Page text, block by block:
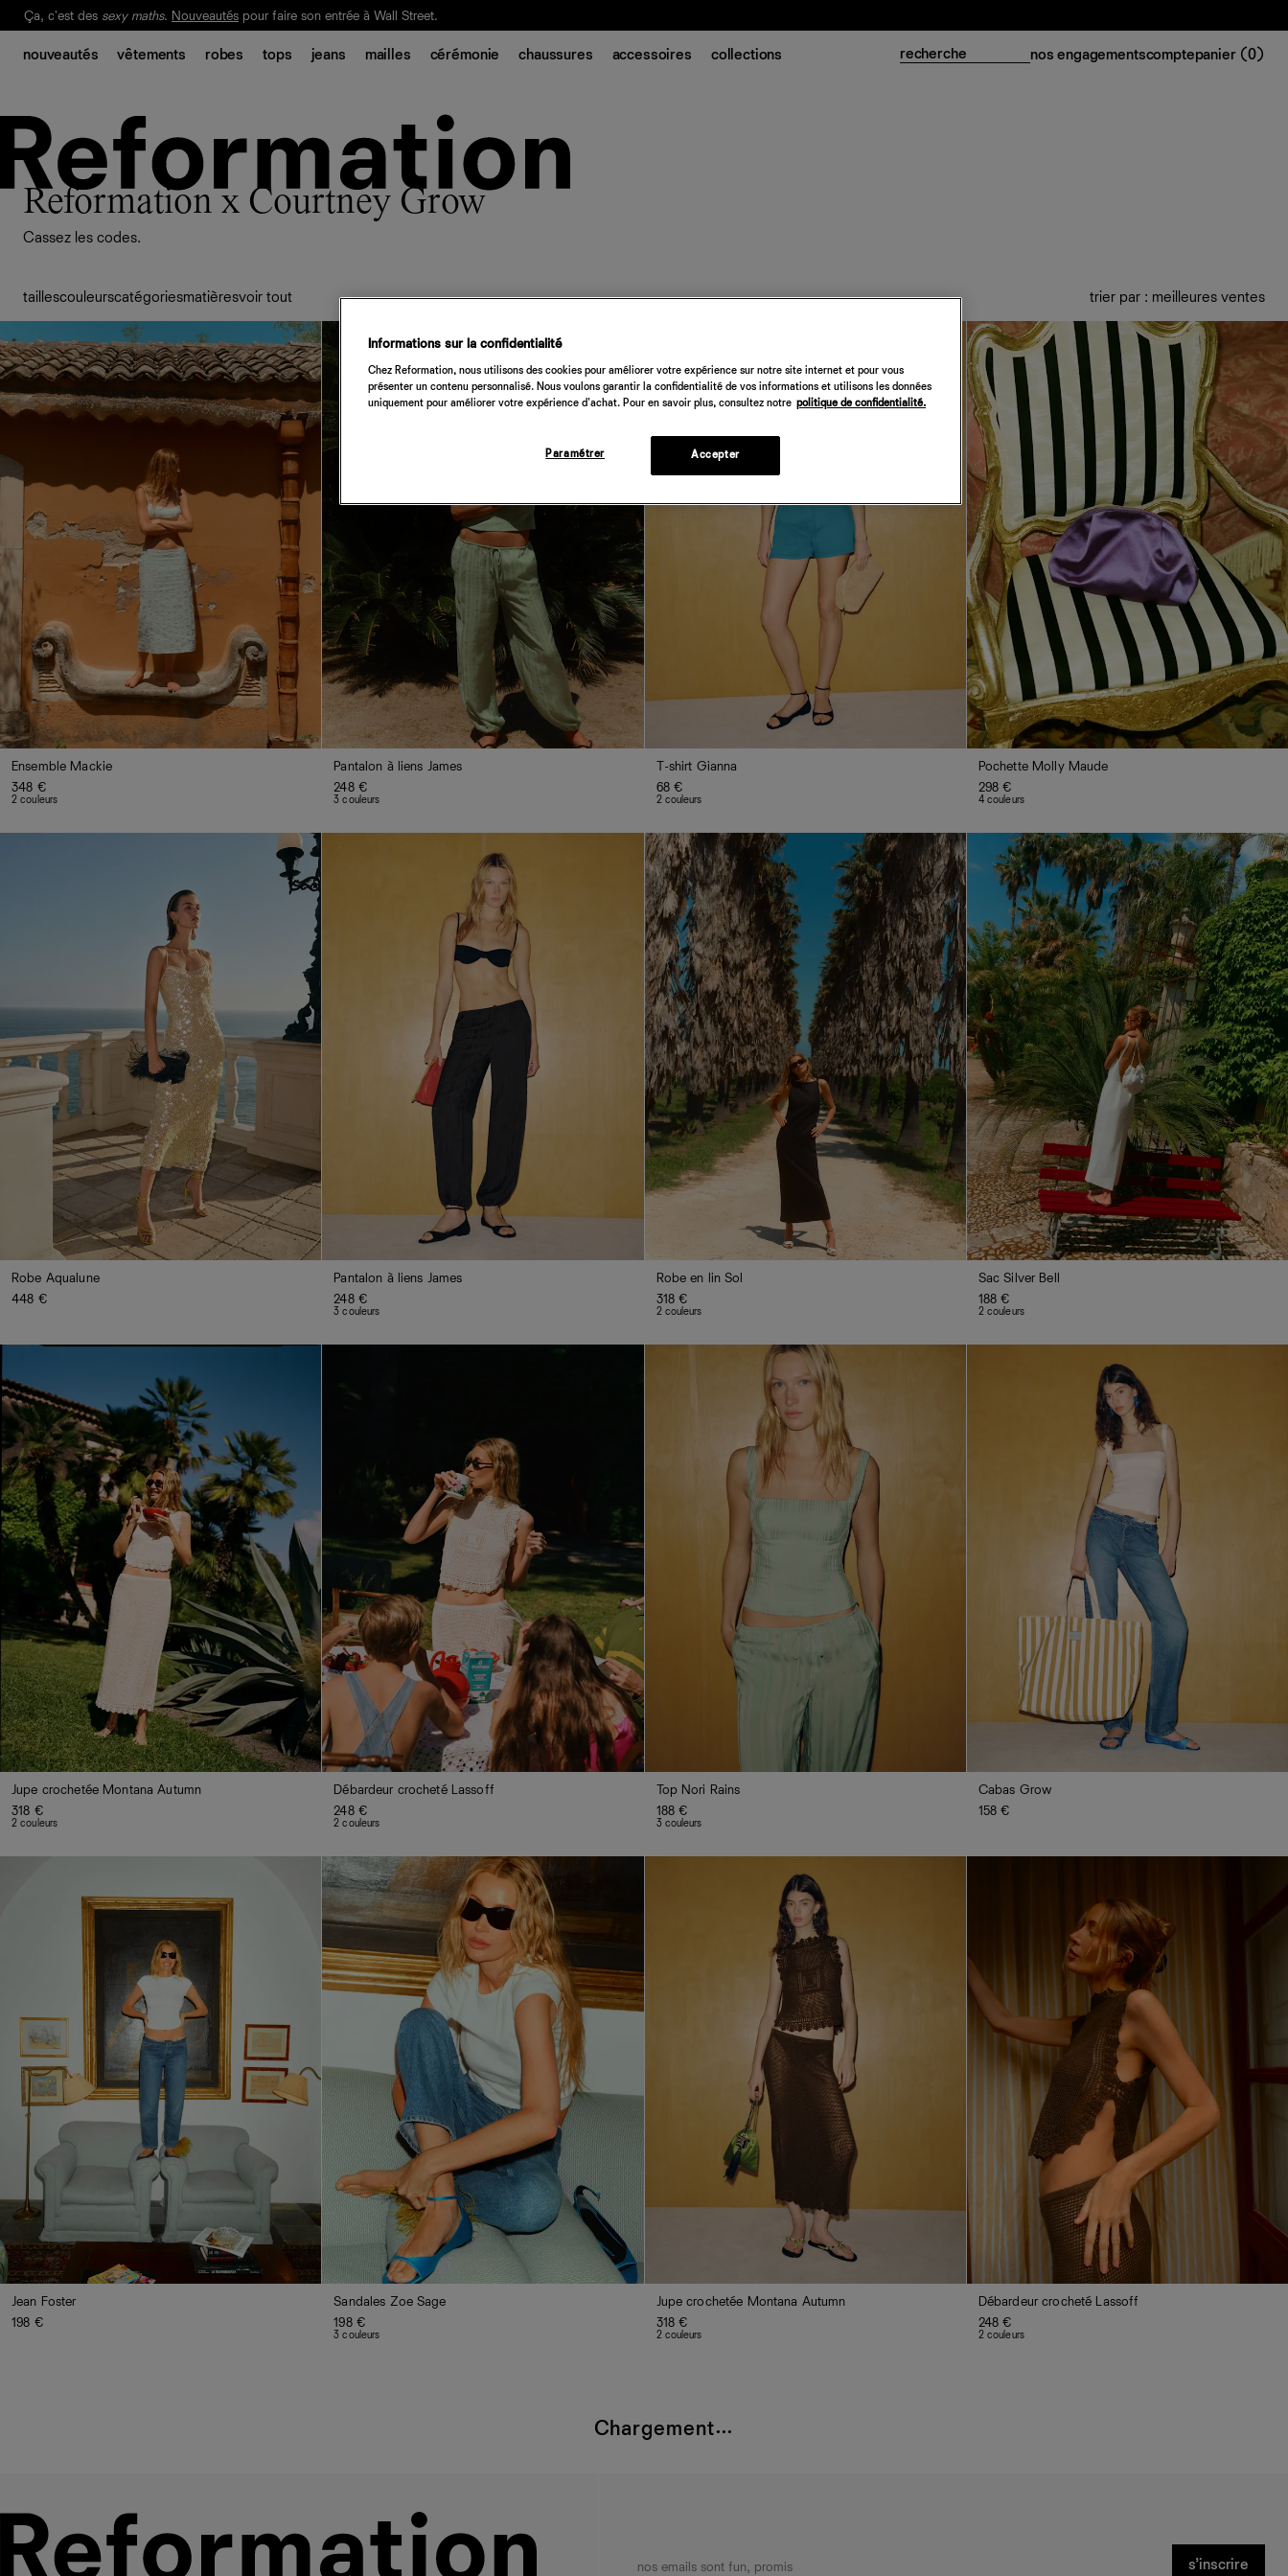
Ça, c'est des sexy maths Nouveautés pour faire son entrée à Wall Street.
Livraison gratuite. Frais de douane et taxes inclus.
nouveautés vêtements robes tops jeans mailles cérémonie chaussures accessoires collections nos engagementscomptepanier (0)
Reformation x Courtney Grow
Cassez les codes.
taillescouleurscatégoriesmatièresvoir tout trier par : meilleures ventes
Ensemble Mackie
348 €
2 couleurs
Pantalon à liens James
248 €
3 couleurs
T-shirt Gianna
68 €
2 couleurs
Pochette Molly Maude
298 €
4 couleurs
Robe Aqualune
448 €
Pantalon à liens James
248 €
3 couleurs
Robe en lin Sol
318 €
2 couleurs
Sac Silver Bell
188 €
2 couleurs
Jupe crochetée Montana Autumn
318 €
2 couleurs
Débardeur crocheté Lassoff
248 €
2 couleurs
Top Nori Rains
188 €
3 couleurs
Cabas Grow
158 €
Jean Foster
198 €
Sandales Zoe Sage
198 €
3 couleurs
Jupe crochetée Montana Autumn
318 €
2 couleurs
Débardeur crocheté Lassoff
248 €
2 couleurs
Chargement
s’inscrire
Informations sur la confidentialité
Chez Reformation, nous utilisons des cookies pour améliorer votre expérience sur notre site internet et pour vous
présenter un contenu personnalisé. Nous voulons garantir la confidentialité de vos informations et utilisons les données
uniquement pour améliorer votre expérience d'achat. Pour en savoir plus, consultez notre politique de confidentialité.
Paramétrer Accepter